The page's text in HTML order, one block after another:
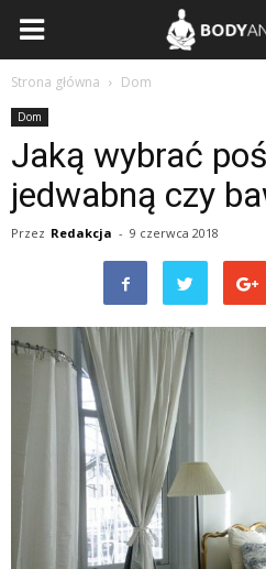
BodyAndMind.pl
Strona główna Dom
Dom
Jaką wybrać
jedwabną czy
Przez Redakcja - 9 czerwca 2018